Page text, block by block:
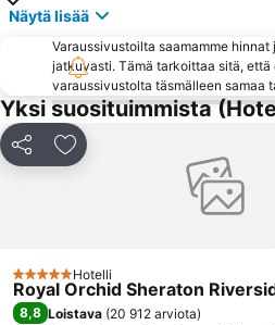
Chatuchak Market
BTS Sala Daeng
BTS Chit Lom
Bangkok City and Temples Tour
MRT Rama 9
Samutprakarn Crocodile Farm
The Platinum Fashion
BTS Bang Na
Näytä lisää
Varaussivustoilta saamamme
jatkuvasti. Tämä tarkoittaa sitä,
varaussivustolta täsmälleen samaa
Yksi suosituimmista
Jaa Lisää suosikkeihin
5 Tähtiluokitus
Hotelli
Royal Orchid Sheraton
8,8 Loistava (20 912 arviota)